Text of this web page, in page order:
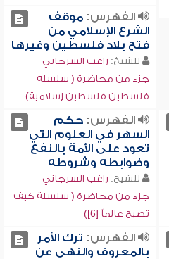
الفهرس:موقف
الشرع الإسلامي من
فتح بلاد فلسطين وغيرها
للشيخ: راغب السرجاني
جزء من محاضرة ( سلسلة
فلسطين فلسطين إسلامية)
الفهرس:حكم
السهر في العلوم التي
تعود على الأمة بالنفع
وضوابطه وشروطه
للشيخ: راغب السرجاني
جزء من محاضرة ( سلسلة كيف
تصبح عالماً [6])
الفهرس: ترك الأمر
بالمعروف والنهي عن